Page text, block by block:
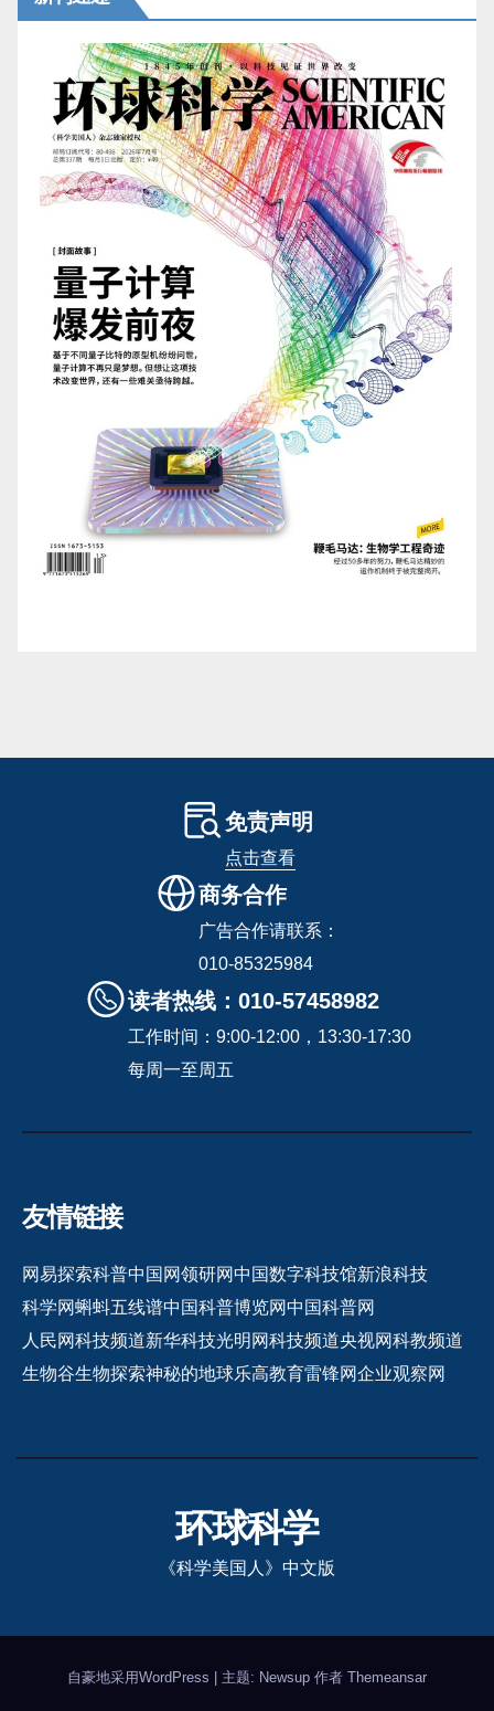
免责声明
点击查看
商务合作
广告合作请联系：
010-85325984
读者热线：010-57458982
工作时间：9:00-12:00，13:30-17:30
每周一至周五
友情链接
网易探索科普中国网领研网中国数字科技馆新浪科技
科学网蝌蚪五线谱中国科普博览网中国科普网
人民网科技频道新华科技光明网科技频道央视网科教频道
生物谷生物探索神秘的地球乐高教育雷锋网企业观察网
环球科学
《科学美国人》中文版
自豪地采用WordPress 主题: Newsup 作者 Themeansar